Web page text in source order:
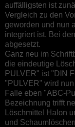
auffälligsten ist
Vergleich zu den
geworden und nun
integriert ist. Bei
abgesetzt.
Ganz neu im
die eindeutige
PULVER" ist "DIN
"PULVER" wird
Falle eben "ABC-
Bezeichnung trifft
Löschmittel Halon
und